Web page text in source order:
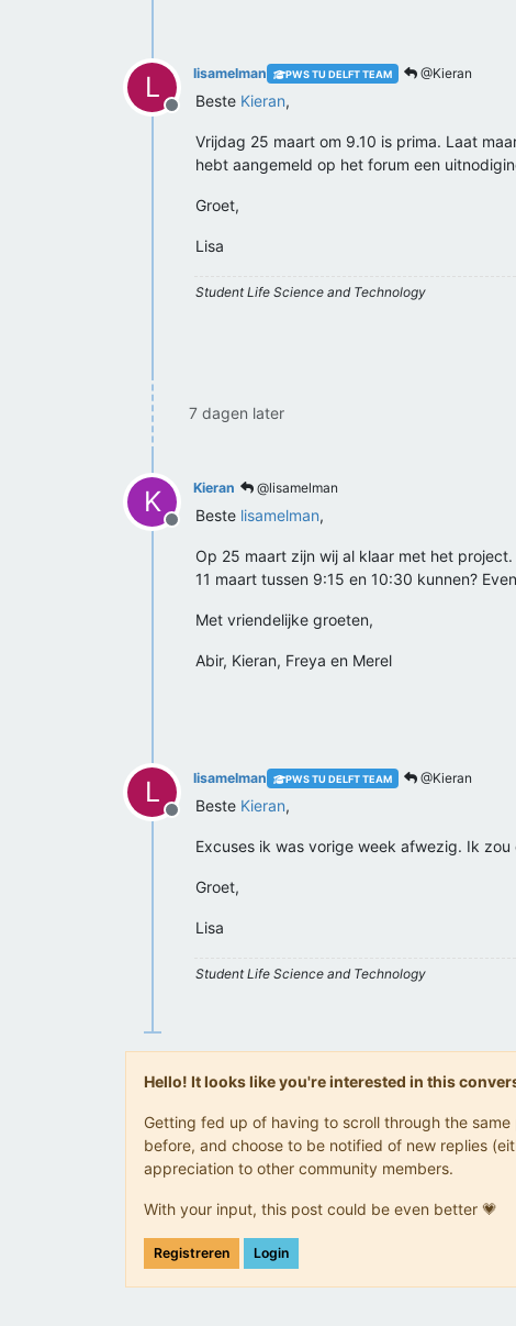
L
Offline
lisamelman PWS TU DELFT TEAM @Kieran
Beste Kieran,
Vrijdag 25 maart om 9.10 is prima. Laat
hebt aangemeld op het forum een
Groet,
Lisa
Student Life Science and Technology
7 dagen later
K
Offline
Kieran @lisamelman
Beste lisamelman,
Op 25 maart zijn wij al klaar met het
11 maart tussen 9:15 en 10:30 kunnen?
Met vriendelijke groeten,
Abir, Kieran, Freya en Merel
L
Offline
lisamelman PWS TU DELFT TEAM @Kieran
Beste Kieran,
Excuses ik was vorige week afwezig. Ik
Groet,
Lisa
Student Life Science and Technology
Hello! It looks like you're interested in this
Getting fed up of having to scroll through the
before, and choose to be notified of new replies
appreciation to other community members.
With your input, this post could be even better 💗
Registreren Login